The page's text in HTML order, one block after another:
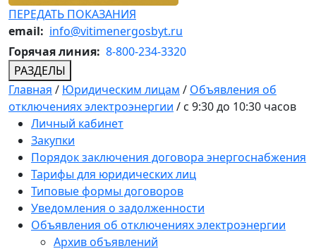
ПЕРЕДАТЬ ПОКАЗАНИЯ
email: info@vitimenergosbyt.ru
Горячая линия: 8-800-234-3320
РАЗДЕЛЫ
Главная / Юридическим лицам / Объявления об
отключениях электроэнергии / с 9:30 до 10:30 часов
Личный кабинет
Закупки
Порядок заключения договора энергоснабжения
Тарифы для юридических лиц
Типовые формы договоров
Уведомления о задолженности
Объявления об отключениях электроэнергии
Архив объявлений